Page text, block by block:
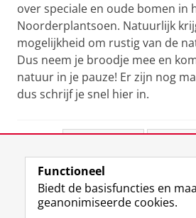
over speciale en oude bomen in
Noorderplantsoen. Natuurlijk
mogelijkheid om rustig van de
Dus neem je broodje mee en
natuur in je pauze! Er zijn nog
dus schrijf je snel hier in.
View this page in:English
Functioneel
Biedt de basisfuncties en
geanonimiseerde cookies.